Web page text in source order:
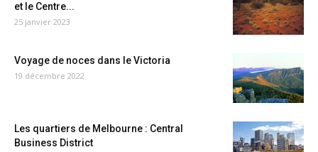
et le Centre...
25 janvier 2023
Voyage de noces dans le Victoria
19 décembre 2022
Les quartiers de Melbourne : Central
Business District